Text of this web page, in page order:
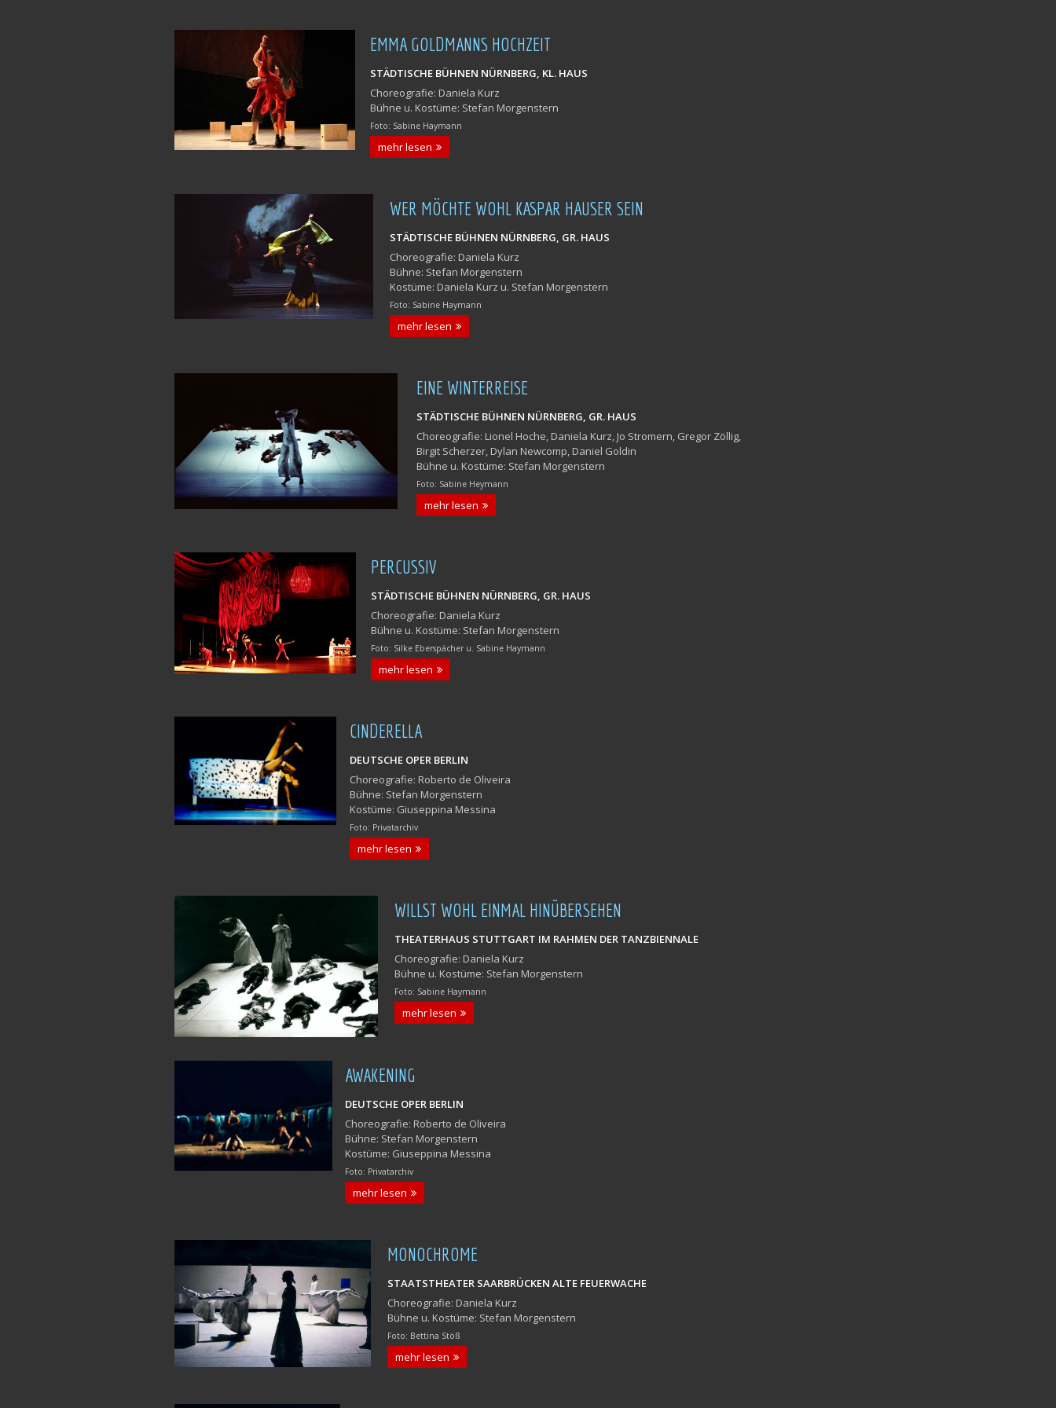
EMMA GOLDMANNS HOCHZEIT
STÄDTISCHE BÜHNEN NÜRNBERG, KL. HAUS
Choreografie: Daniela Kurz
Bühne u. Kostüme: Stefan Morgenstern
Foto: Sabine Haymann
mehr lesen
WER MÖCHTE WOHL KASPAR HAUSER SEIN
STÄDTISCHE BÜHNEN NÜRNBERG, GR. HAUS
Choreografie: Daniela Kurz
Bühne: Stefan Morgenstern
Kostüme: Daniela Kurz u. Stefan Morgenstern
Foto: Sabine Haymann
mehr lesen
EINE WINTERREISE
STÄDTISCHE BÜHNEN NÜRNBERG, GR. HAUS
Choreografie: Lionel Hoche, Daniela Kurz, Jo Stromern, Gregor Zöllig,
Birgit Scherzer, Dylan Newcomp, Daniel Goldin
Bühne u. Kostüme: Stefan Morgenstern
Foto: Sabine Heymann
mehr lesen
PERCUSSIV
STÄDTISCHE BÜHNEN NÜRNBERG, GR. HAUS
Choreografie: Daniela Kurz
Bühne u. Kostüme: Stefan Morgenstern
Foto: Silke Eberspächer u. Sabine Haymann
mehr lesen
CINDERELLA
DEUTSCHE OPER BERLIN
Choreografie: Roberto de Oliveira
Bühne: Stefan Morgenstern
Kostüme: Giuseppina Messina
Foto: Privatarchiv
mehr lesen
WILLST WOHL EINMAL HINÜBERSEHEN
THEATERHAUS STUTTGART IM RAHMEN DER TANZBIENNALE
Choreografie: Daniela Kurz
Bühne u. Kostüme: Stefan Morgenstern
Foto: Sabine Haymann
mehr lesen
AWAKENING
DEUTSCHE OPER BERLIN
Choreografie: Roberto de Oliveira
Bühne: Stefan Morgenstern
Kostüme: Giuseppina Messina
Foto: Privatarchiv
mehr lesen
MONOCHROME
STAATSTHEATER SAARBRÜCKEN ALTE FEUERWACHE
Choreografie: Daniela Kurz
Bühne u. Kostüme: Stefan Morgenstern
Foto: Bettina Stöß
mehr lesen